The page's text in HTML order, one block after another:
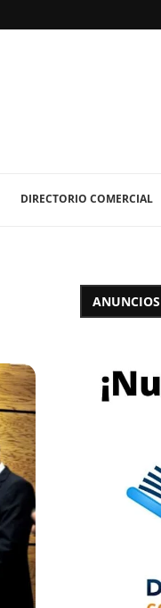
DIRECTORIO COMERCIAL
ANUNCIOS